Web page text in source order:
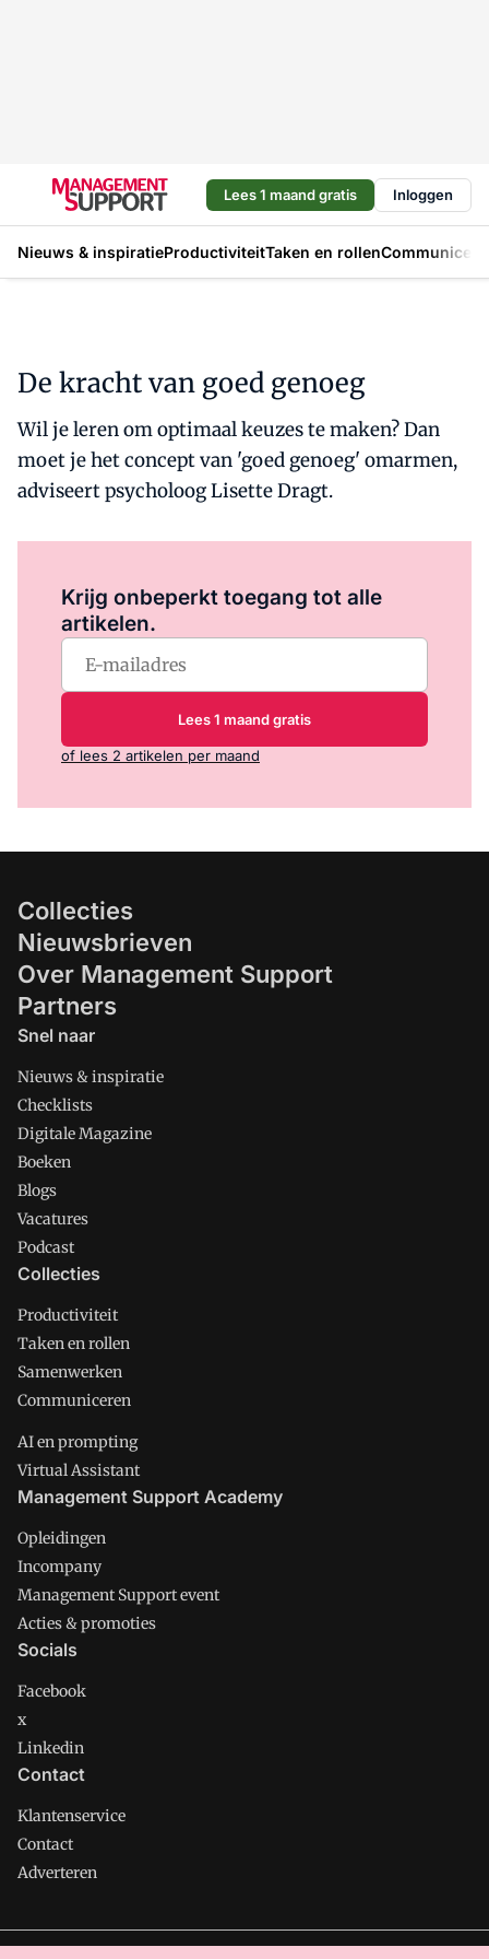
Lees 1 maand gratis Inloggen
Nieuws & inspiratieProductiviteitTaken en rollen
De kracht van goed genoeg
Wil je leren om optimaal keuzes te maken? Dan
moet je het concept van 'goed genoeg' omarmen,
adviseert psycholoog Lisette Dragt.
Krijg onbeperkt toegang tot alle
artikelen.
Lees 1 maand gratis
of lees 2 artikelen per maand
Collecties
Nieuwsbrieven
Over Management Support
Partners
Snel naar
Nieuws & inspiratie
Checklists
Digitale Magazine
Boeken
Blogs
Vacatures
Podcast
Collecties
Productiviteit
Taken en rollen
Samenwerken
Communiceren
AI en prompting
Virtual Assistant
Management Support Academy
Opleidingen
Incompany
Management Support event
Acties & promoties
Socials
Facebook
x
Linkedin
Contact
Klantenservice
Contact
Adverteren